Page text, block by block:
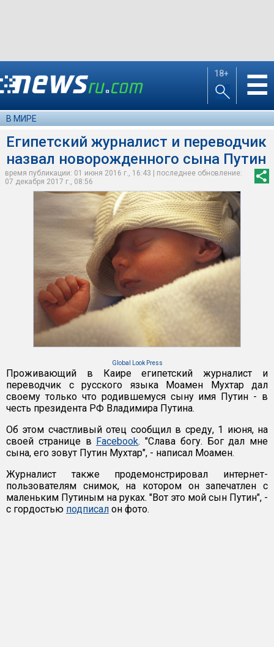
18+ ☰
В МИРЕ
Египетский журналист и переводчик
назвал новорожденного сына Путин
время публикации: 01 июня 2016 г., 16:43 | последнее обновление:
07 декабря 2017 г., 08:56
Global Look Press
Проживающий в Каире египетский журналист и
переводчик с русского языка Моамен Мухтар дал
своему только что родившемуся сыну имя Путин - в
честь президента РФ Владимира Путина.
Об этом счастливый отец сообщил в среду, 1 июня, на
своей странице в Facebook. "Слава богу. Бог дал мне
сына, его зовут Путин Мухтар", - написал Моамен.
Журналист также продемонстрировал интернет-
пользователям снимок, на котором он запечатлен с
маленьким Путиным на руках. "Вот это мой сын Путин", -
с гордостью подписал он фото.